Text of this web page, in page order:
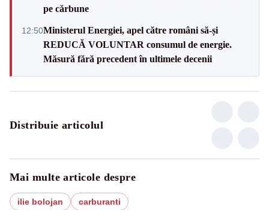
pe cărbune
12:50Ministerul Energiei, apel către români să-și
REDUCĂ VOLUNTAR consumul de energie.
Măsură fără precedent în ultimele decenii
Distribuie articolul
Mai multe articole despre
ilie bolojan carburanti